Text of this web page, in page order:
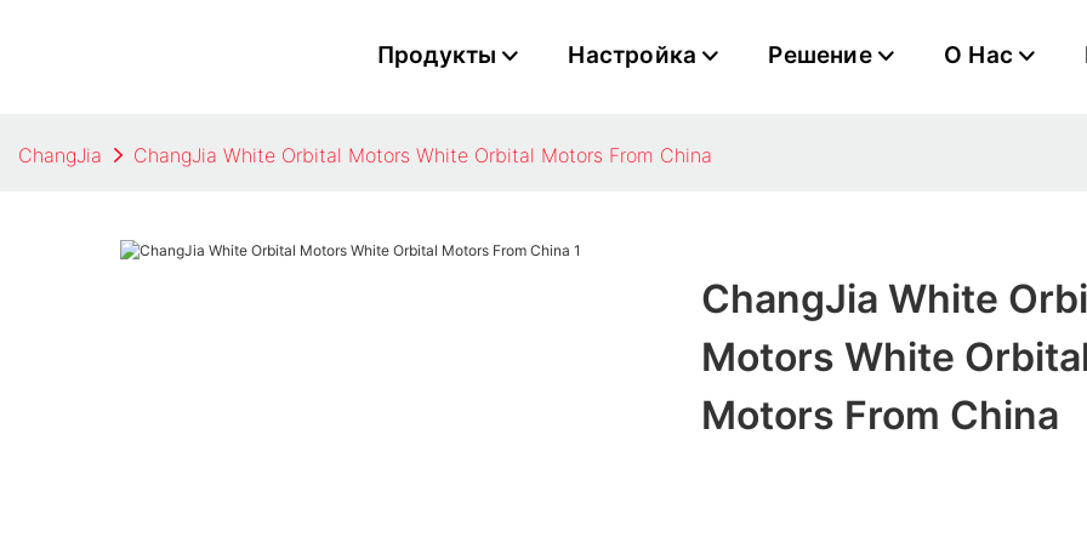
Продукты Настройка Решение О Нас
ChangJia ChangJia White Orbital Motors White Orbital Motors From China
ChangJia White
Motors White
Motors From China